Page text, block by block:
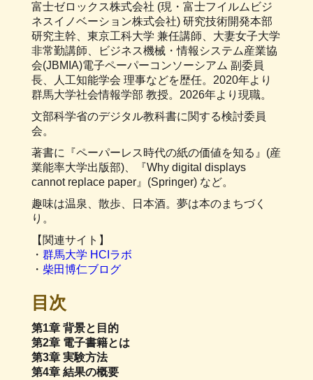
富士ゼロックス株式会社 (現・富士フイルムビジ
ネスイノベーション株式会社) 研究技術開発本部
研究主幹、東京工科大学 兼任講師、大妻女子大学
非常勤講師、ビジネス機械・情報システム産業協
会(JBMIA)電子ペーパーコンソーシアム 副委員
長、人工知能学会 理事などを歴任。2020年より
群馬大学社会情報学部 教授。2026年より現職。
文部科学省のデジタル教科書に関する検討委員
会。
著書に『ペーパーレス時代の紙の価値を知る』(産
業能率大学出版部)、『Why digital displays
cannot replace paper』(Springer) など。
趣味は温泉、散歩、日本酒。夢は本のまちづく
り。
【関連サイト】
・ 群馬大学 HCIラボ
・ 柴田博仁ブログ
目次
第1章 背景と目的
第2章 電子書籍とは
第3章 実験方法
第4章 結果の概要